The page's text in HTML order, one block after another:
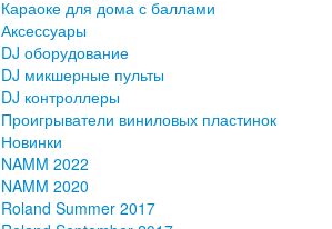
Караоке для дома с баллами
Аксессуары
DJ оборудование
DJ микшерные пульты
DJ контроллеры
Проигрыватели виниловых пластинок
Новинки
NAMM 2022
NAMM 2020
Roland Summer 2017